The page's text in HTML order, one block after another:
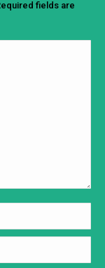
fields are